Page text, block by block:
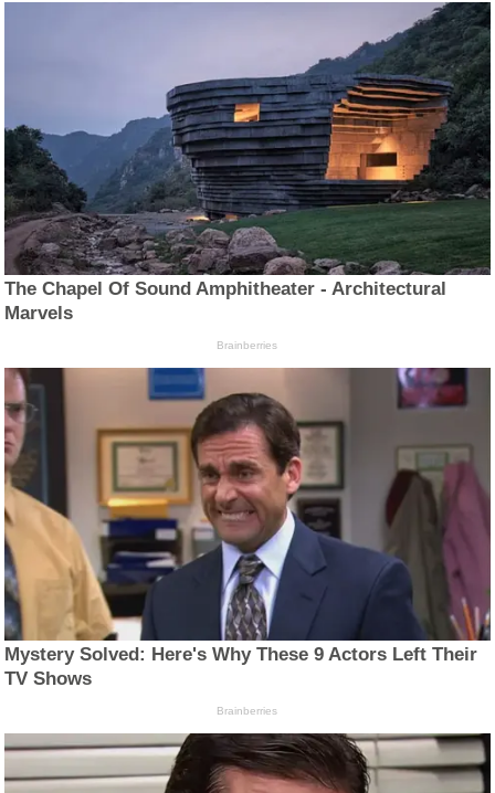
The Chapel Of Sound Amphitheater - Architectural
Marvels
Brainberries
Mystery Solved: Here's Why These 9 Actors Left Their
TV Shows
Brainberries